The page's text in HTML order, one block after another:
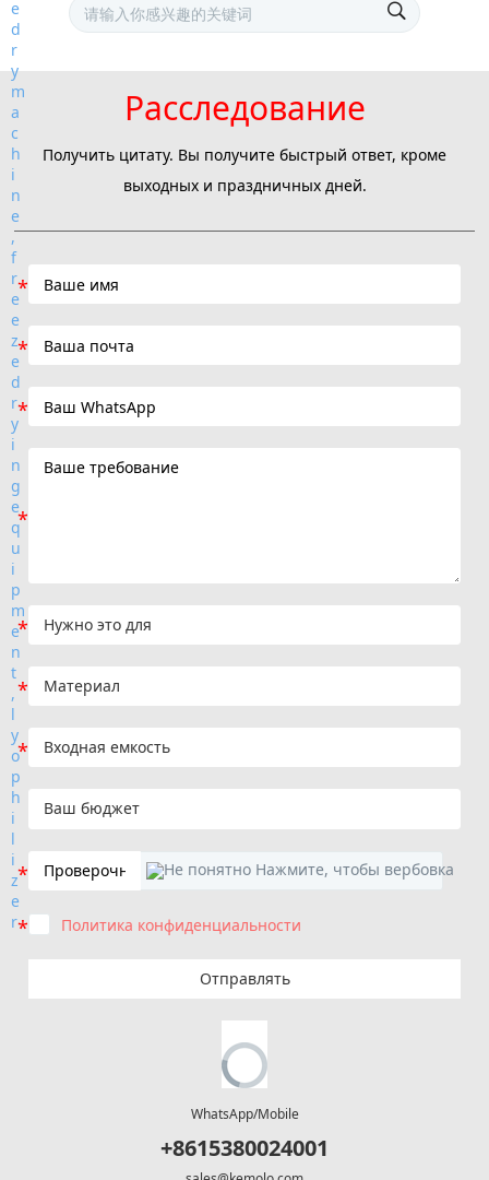
Расследование
Получить цитату. Вы получите быстрый ответ, кроме
выходных и праздничных дней.
Политика конфиденциальности
Отправлять
WhatsApp/Mobile
+8615380024001